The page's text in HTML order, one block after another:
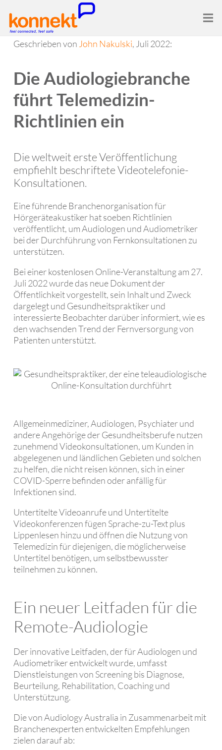
Geschrieben von John Nakulski, Juli 2022:
Die Audiologiebranche
führt Telemedizin-
Richtlinien ein
Die weltweit erste Veröffentlichung
empfiehlt beschriftete Videotelefonie-
Konsultationen.
Eine führende Branchenorganisation für
Hörgeräteakustiker hat soeben Richtlinien
veröffentlicht, um Audiologen und Audiometriker
bei der Durchführung von Fernkonsultationen zu
unterstützen.
Bei einer kostenlosen Online-Veranstaltung am 27.
Juli 2022 wurde das neue Dokument der
Öffentlichkeit vorgestellt, sein Inhalt und Zweck
dargelegt und Gesundheitspraktiker und
interessierte Beobachter darüber informiert, wie es
den wachsenden Trend der Fernversorgung von
Patienten unterstützt.
Allgemeinmediziner, Audiologen, Psychiater und
andere Angehörige der Gesundheitsberufe nutzen
zunehmend Videokonsultationen, um Kunden in
abgelegenen und ländlichen Gebieten und solchen
zu helfen, die nicht reisen können, sich in einer
COVID-Sperre befinden oder anfällig für
Infektionen sind.
Untertitelte Videoanrufe und Untertitelte
Videokonferenzen fügen Sprache-zu-Text plus
Lippenlesen hinzu und öffnen die Nutzung von
Telemedizin für diejenigen, die möglicherweise
Untertitel benötigen, um selbstbewusster
teilnehmen zu können.
Ein neuer Leitfaden für die
Remote-Audiologie
Der innovative Leitfaden, der für Audiologen und
Audiometriker entwickelt wurde, umfasst
Dienstleistungen von Screening bis Diagnose,
Beurteilung, Rehabilitation, Coaching und
Unterstützung.
Die von Audiology Australia in Zusammenarbeit mit
Branchenexperten entwickelten Empfehlungen
zielen darauf ab: